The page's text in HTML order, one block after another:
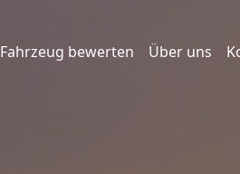
Fahrzeug bewerten Über uns